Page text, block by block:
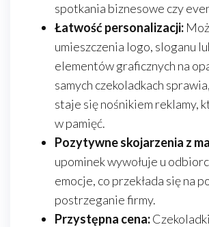
spotkania biznesowe czy
Łatwość personalizacji:
umieszczenia logo, sloganu
elementów graficznych na
samych czekoladkach
staje się nośnikiem reklamy,
w pamięć.
Pozytywne skojarzenia z
upominek wywołuje u
emocje, co przekłada się na
postrzeganie firmy.
Przystępna cena: